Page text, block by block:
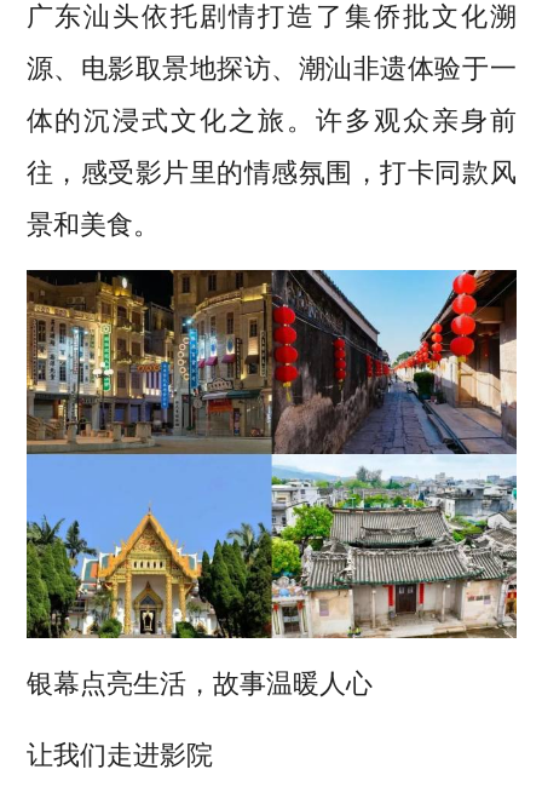
广东汕头依托剧情打造了集侨批文化溯
源、电影取景地探访、潮汕非遗体验于一
体的沉浸式文化之旅。许多观众亲身前
往，感受影片里的情感氛围，打卡同款风
景和美食。
银幕点亮生活，故事温暖人心
让我们走进影院